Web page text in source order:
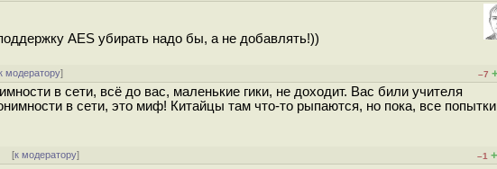
AES убирать надо бы, а не добавлять!))
модератору] –7 +
в сети, всё до вас, маленькие гики, не доходит. Вас били учителя
в сети, это миф! Китайцы там что-то рыпаются, но пока, все попытки
[к модератору] –1 +